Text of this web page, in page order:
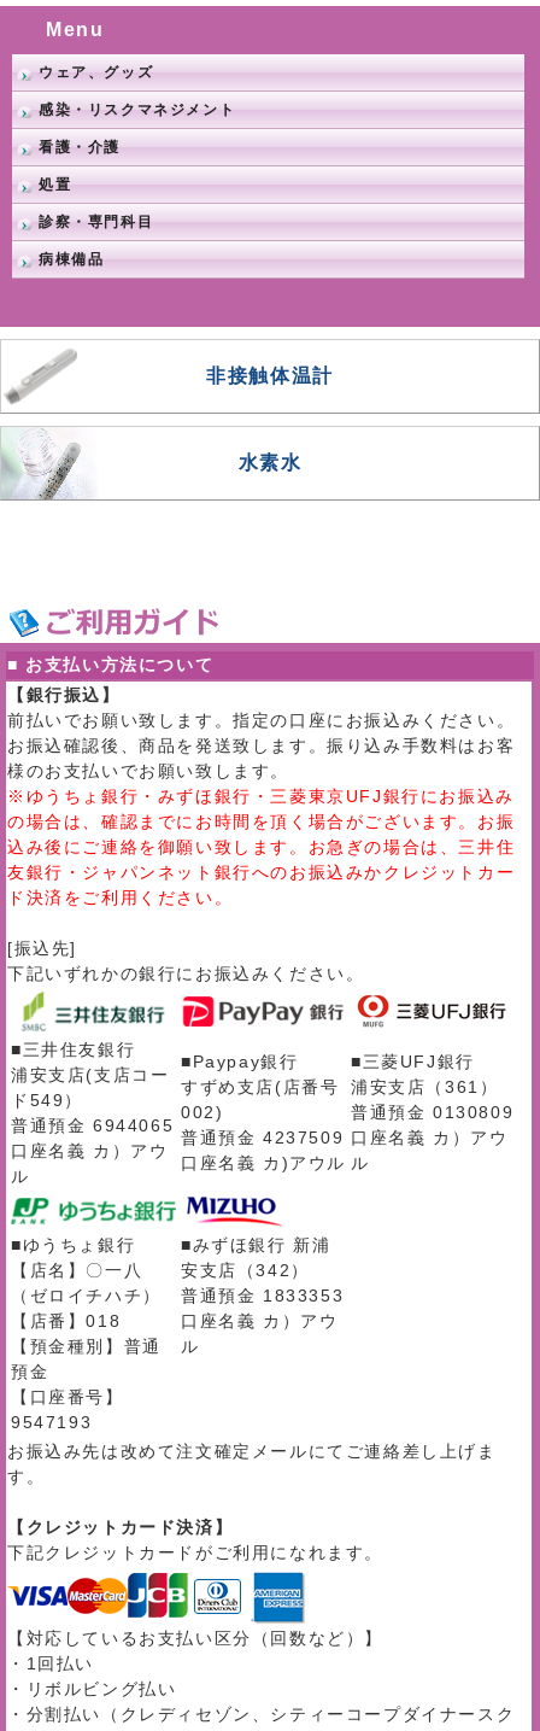
Menu
ウェア、グッズ
感染・リスクマネジメント
看護・介護
処置
診察・専門科目
病棟備品
非接触体温計
水素水
■ お支払い方法について
【銀行振込】
前払いでお願い致します。指定の口座にお振込みください。
お振込確認後、商品を発送致します。振り込み手数料はお客
様のお支払いでお願い致します。
※ゆうちょ銀行・みずほ銀行・三菱東京UFJ銀行にお振込み
の場合は、確認までにお時間を頂く場合がございます。お振
込み後にご連絡を御願い致します。お急ぎの場合は、三井住
友銀行・ジャパンネット銀行へのお振込みかクレジットカー
ド決済をご利用ください。
[振込先]
下記いずれかの銀行にお振込みください。
■三井住友銀行
浦安支店(支店コー
ド549）
普通預金 6944065
口座名義 カ）アウ
ル
■Paypay銀行
すずめ支店(店番号
002)
普通預金 4237509
口座名義 カ)アウル
■三菱UFJ銀行
浦安支店（361）
普通預金 0130809
口座名義 カ）アウ
ル
■ゆうちょ銀行
【店名】〇一八
（ゼロイチハチ）
【店番】018
【預金種別】普通
預金
【口座番号】
9547193
■みずほ銀行 新浦
安支店（342）
普通預金 1833353
口座名義 カ）アウ
ル
お振込み先は改めて注文確定メールにてご連絡差し上げま
す。
【クレジットカード決済】
下記クレジットカードがご利用になれます。
【対応しているお支払い区分（回数など）】
・1回払い
・リボルビング払い
・分割払い（クレディセゾン、シティーコープダイナースク